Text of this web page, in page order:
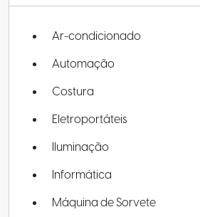
Ar-condicionado
Automação
Costura
Eletroportáteis
Iluminação
Informática
Máquina de Sorvete